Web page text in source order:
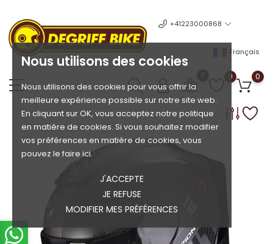
Nous utilisons des cookies
Nous utilisons des cookies pour vous offrir la
meilleure expérience possible sur notre site web.
En cliquant sur OK, vous acceptez notre politique
en matière de cookies. Si vous souhaitez modifier
vos préférences en matière de cookies, vous
pouvez le faire ici.
J'ACCEPTE
JE REFUSE
MODIFIER MES PRÉFÉRENCES
+41223000868
Français
0 0